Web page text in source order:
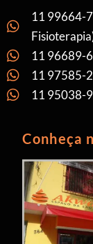
11 99664-
11 96689-
11 97585-
11 95038-
Conheça